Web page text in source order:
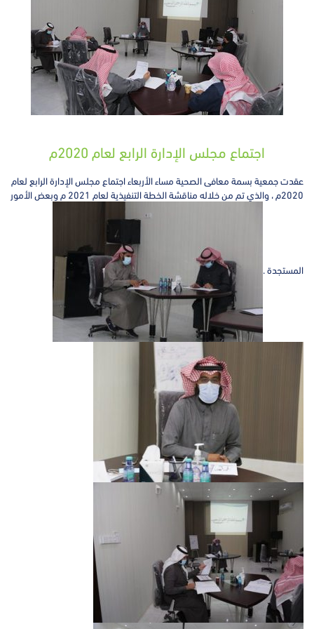
اجتماع مجلس الإدارة الرابع لعام 2020م
عقدتجمعية بسمة معافىالصحية مساء الأربعاء اجتماع مجلس الإدارة الرابع لعام
2020م ، والذي تم من خلاله مناقشة الخطة التنفيذية لعام 2021 م وبعض الأمور
المستجدة .